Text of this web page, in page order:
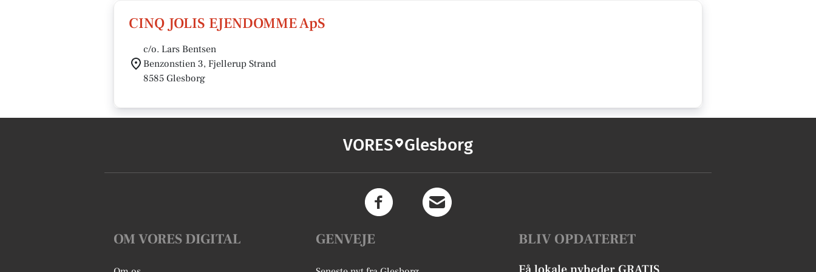
CINQ JOLIS EJENDOMME ApS
c/o. Lars Bentsen
Benzonstien 3, Fjellerup Strand
8585 Glesborg
VORES Glesborg
OM VORES DIGITAL GENVEJE BLIV OPDATERET